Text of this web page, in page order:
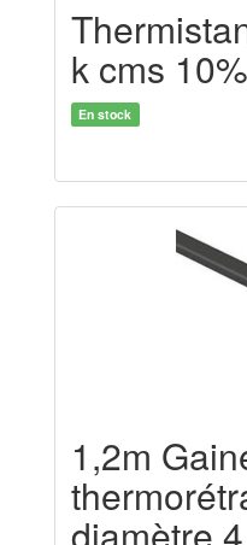
k cms
En stock
1,2m